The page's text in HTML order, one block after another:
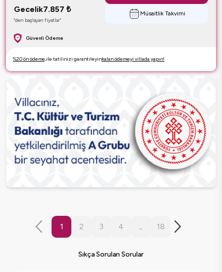
Güvenli Ödeme
Gecelik7.857 ₺
"den başlayan fiyatlar"
Müsaitlik Takvimi
%20 ön ödeme,ile tatilinizi garantileyinkalan ödemeyi villada yapın!
1 2 3 4 .. 18
Sıkça Sorulan Sorular